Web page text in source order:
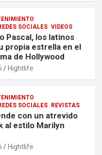
SOCIALES VIDEOS
Pascal, los latinos
propia estrella en el
de Hollywood
Hightlife
SOCIALES REVISTAS
con un atrevido
al estilo Marilyn
Hightlife